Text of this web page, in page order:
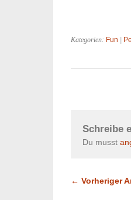
Kategorien: Fun
Schreibe
Du musst
← Vorheriger